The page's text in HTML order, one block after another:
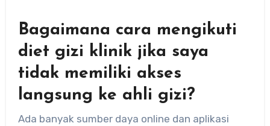
Bagaimana cara mengikuti
diet gizi klinik jika saya
tidak memiliki akses
langsung ke ahli gizi?
Ada banyak sumber daya online dan aplikasi